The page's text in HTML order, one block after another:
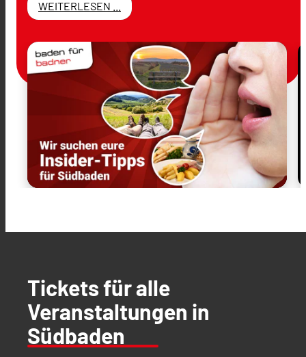
WEITERLESEN ...
Tickets für alle
Veranstaltungen in
Südbaden